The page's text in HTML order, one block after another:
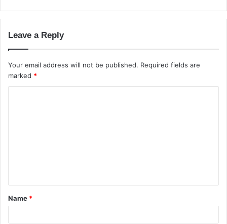
Leave a Reply
Your email address will not be published. Required fields are
marked *
t
*
Name *